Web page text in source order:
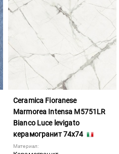
Ceramica Fioranese
Marmorea Intensa M5751LR
Bianco Luce levigato
керамогранит 74x74
Материал: